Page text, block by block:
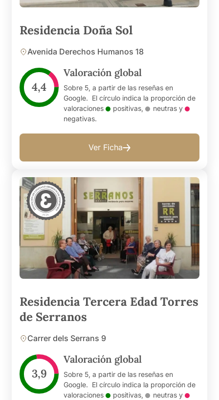
Residencia Doña Sol
Avenida Derechos Humanos 18
4,4
Valoración global
Sobre 5, a partir de las reseñas en
Google. El círculo indica la proporción de
valoraciones
positivas, neutrasy
negativas.
Ver Ficha
Residencia Tercera Edad Torres
de Serranos
Carrer dels Serrans 9
3,9
Valoración global
Sobre 5, a partir de las reseñas en
Google. El círculo indica la proporción de
valoraciones
positivas, neutrasy